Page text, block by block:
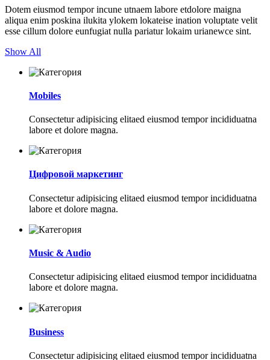
Dotem eiusmod tempor incune utnaem labore etdolore maigna
aliqua enim poskina ilukita ylokem lokateise ination voluptate velit
esse cillum dolore eunfugiat nulla pariatur lokaim urianewce sint.
Show All
Mobiles
Consectetur adipisicing elitaed eiusmod tempor incididuatna
labore et dolore magna.
Цифровой маркетинг
Consectetur adipisicing elitaed eiusmod tempor incididuatna
labore et dolore magna.
Music & Audio
Consectetur adipisicing elitaed eiusmod tempor incididuatna
labore et dolore magna.
Business
Consectetur adipisicing elitaed eiusmod tempor incididuatna